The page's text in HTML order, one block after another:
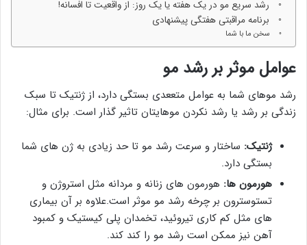
رشد سریع مو در یک هفته یا یک روز: از واقعیت تا افسانه!
برنامه مراقبتی هفتگی پیشنهادی
سخن ما با شما
عوامل موثر بر رشد مو
رشد موهای شما به عوامل متععدی بستگی دارد، از ژنتیک تا سبک
زندگی بر رشد یا رشد نکردن موهایتان تاثیر گذار است. برای مثال:
ژنتیک: ساختار و سرعت رشد مو تا حد زیادی به ژن های شما
بستگی دارد.
هورمون ها: هورمون های زنانه و مردانه مثل استروژن و
تستوسترون بر چرخه رشد مو موثر است.علاوه بر آن بیماری
های مثل کم کاری تیروئید، تخمدان پلی کیستیک و کمبود
آهن نیز ممکن است رشد مو را کند کند.